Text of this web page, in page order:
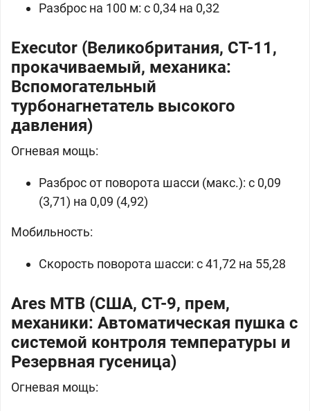
Разброс на 100 м: c 0,34 на 0,32
Executor (Великобритания, CТ-11,
прокачиваемый, механика:
Вспомогательный
турбонагнетатель высокого
давления)
Огневая мощь:
Разброс от поворота шасси (макс.): c 0,09
(3,71) на 0,09 (4,92)
Мобильность:
Скорость поворота шасси: c 41,72 на 55,28
Ares MTB (США, СТ-9, прем,
механики: Автоматическая пушка с
системой контроля температуры и
Резервная гусеница)
Огневая мощь: